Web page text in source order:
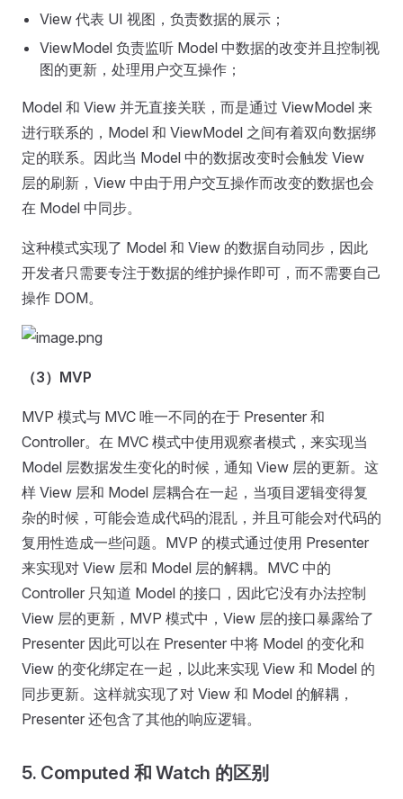
View 代表 UI 视图，负责数据的展示；
ViewModel 负责监听 Model 中数据的改变并且控制视
图的更新，处理用户交互操作；
Model 和 View 并无直接关联，而是通过 ViewModel 来
进行联系的，Model 和 ViewModel 之间有着双向数据绑
定的联系。因此当 Model 中的数据改变时会触发 View
层的刷新，View 中由于用户交互操作而改变的数据也会
在 Model 中同步。
这种模式实现了 Model 和 View 的数据自动同步，因此
开发者只需要专注于数据的维护操作即可，而不需要自己
操作 DOM。
（3）MVP
MVP 模式与 MVC 唯一不同的在于 Presenter 和
Controller。在 MVC 模式中使用观察者模式，来实现当
Model 层数据发生变化的时候，通知 View 层的更新。这
样 View 层和 Model 层耦合在一起，当项目逻辑变得复
杂的时候，可能会造成代码的混乱，并且可能会对代码的
复用性造成一些问题。MVP 的模式通过使用 Presenter
来实现对 View 层和 Model 层的解耦。MVC 中的
Controller 只知道 Model 的接口，因此它没有办法控制
View 层的更新，MVP 模式中，View 层的接口暴露给了
Presenter 因此可以在 Presenter 中将 Model 的变化和
View 的变化绑定在一起，以此来实现 View 和 Model 的
同步更新。这样就实现了对 View 和 Model 的解耦，
Presenter 还包含了其他的响应逻辑。
5. Computed 和 Watch 的区别